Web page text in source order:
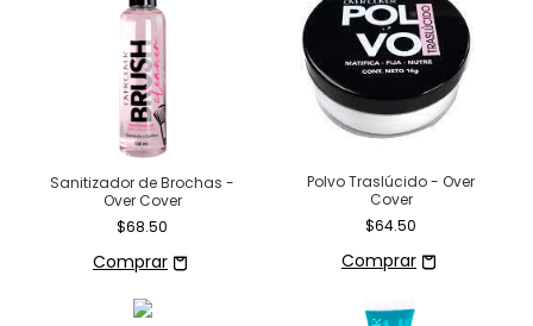
Sanitizador de Brochas -
Over Cover
$68.50
Polvo Traslúcido - Over
Cover
$64.50